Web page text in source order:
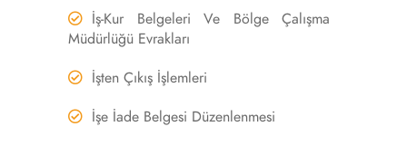
İş-Kur Belgeleri Ve Bölge Çalışma
Müdürlüğü Evrakları
İşten Çıkış İşlemleri
İşe İade Belgesi Düzenlenmesi